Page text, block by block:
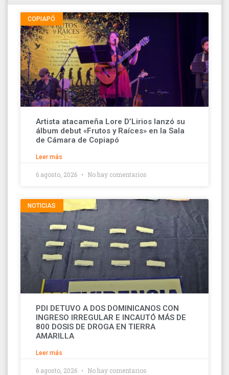
COPIAPÓ
Artista atacameña Lore D’Lirios lanzó su
álbum debut «Frutos y Raíces» en la Sala
de Cámara de Copiapó
Leer más
6 agosto, 2026 No hay comentarios
NOTICIAS
PDI DETUVO A DOS DOMINICANOS CON
INGRESO IRREGULAR E INCAUTÓ MÁS DE
800 DOSIS DE DROGA EN TIERRA
AMARILLA
Leer más
6 agosto, 2026 No hay comentarios